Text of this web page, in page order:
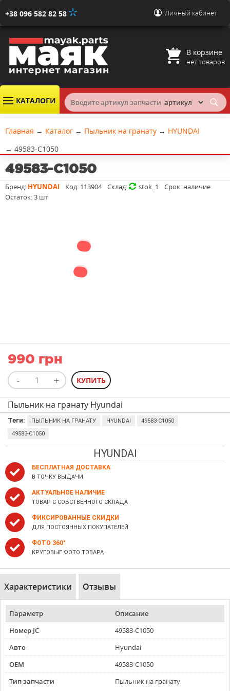
+38 096 582 82 58 Личный кабинет
В корзине
нет товаров
КАТАЛОГИ
Главная → Каталог → Пыльник на гранату → HYUNDAI
→ 49583-C1050
49583-C1050
Бренд: HYUNDAI Код: 113904 Склад: stok_1 Срок: наличие
Остаток:3 шт
990 грн
Пыльник на гранату Hyundai
Теги: ПЫЛЬНИК НА ГРАНАТУ HYUNDAI
49583-C1050
49583-C1050
HYUNDAI
БЕСПЛАТНАЯ ДОСТАВКА
В ТОЧКУ ВЫДАЧИ
АКТУАЛЬНОЕ НАЛИЧИЕ
ТОВАР С СОБСТВЕННОГО СКЛАДА
ФИКСИРОВАННЫЕ СКИДКИ
ДЛЯ ПОСТОЯННЫХ ПОКУПАТЕЛЕЙ
ФОТО 360°
КРУГОВЫЕ ФОТО ТОВАРА
Характеристики Отзывы
Параметр
Описание
Номер JC
49583-C1050
Авто
Hyundai
OEM
49583-C1050
Тип запчасти
Пыльник на гранату